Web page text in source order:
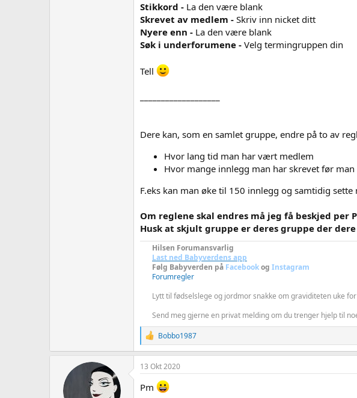
Stikkord - La den være blank
Skrevet av medlem - Skriv inn nicket ditt
Nyere enn - La den være blank
Søk i underforumene - Velg termingruppen din
Tell
Dere kan, som en samlet gruppe, endre på to av
Hvor lang tid man har vært medlem
Hvor mange innlegg man har skrevet før
F.eks kan man øke til 150 innlegg og samtidig
Om reglene skal endres må jeg få beskjed per
Husk at skjult gruppe er deres gruppe der
Hilsen Forumansvarlig
Last ned Babyverdens app
Følg Babyverden på Facebookog Instagram
Forumregler
Lytt til fødselslege og jordmor snakke om graviditeten uke
Send meg gjerne en privat melding om du trenger hjelp til
R
e
a
c
t
i
o
Bobbo1987
13 Okt 2020
Pm